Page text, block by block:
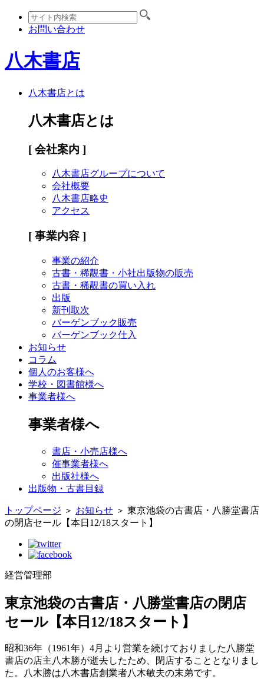
お問い合わせ
八木書店
八木書店とは
八木書店とは
[ 会社案内 ]
八木書店グループについて
会社概要
八木書店略史
アクセス
[ 事業内容 ]
事業の紹介
古書・稀覯書・小社出版物の販売
古書・稀覯書の買い入れ
出版
新刊取次
バーゲンブック販売
バーゲンブック仕入
お知らせ
コラム
個人のお客様へ
学校・図書館様へ
事業者様へ
事業者様へ
書店・小売店様へ
催事業者様へ
出版社様へ
出版物・古書目録
トップページ ＞ お知らせ ＞ 東京池袋の古書店・八勝堂書店
の閉店セール【本日12/18スタート】
経営管理部
東京池袋の古書店・八勝堂書店の閉店
セール【本日12/18スタート】
昭和36年（1961年）4月より営業を続けておりました八勝堂
書店の店主八木勝が逝去したため、閉店することとなりまし
た。八木勝は八木書店創業者八木敏夫の末弟です。